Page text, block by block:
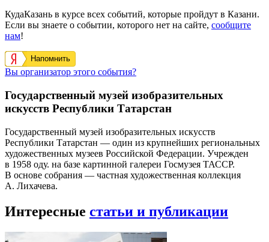
КудаКазань в курсе всех событий, которые пройдут в Казани.
Если вы знаете о событии, которого нет на сайте, сообщите
нам!
Напомнить
Вы организатор этого события?
Государственный музей изобразительных
искусств Республики Татарстан
Государственный музей изобразительных искусств
Республики Татарстан — один из крупнейших региональных
художественных музеев Российской Федерации. Учрежден
в 1958 оду. на базе картинной галереи Госмузея ТАССР.
В основе собрания — частная художественная коллекция
А. Лихачева.
Интересные статьи и публикации